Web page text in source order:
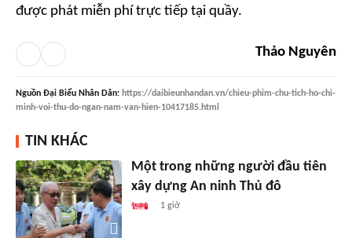
được phát miễn phí trực tiếp tại quầy.
Thảo Nguyên
Nguồn Đại Biểu Nhân Dân: https://daibieunhandan.vn/chieu-phim-chu-tich-ho-chi-
minh-voi-thu-do-ngan-nam-van-hien-10417185.html
TIN KHÁC
Một trong những người đầu tiên
xây dựng An ninh Thủ đô
1 giờ